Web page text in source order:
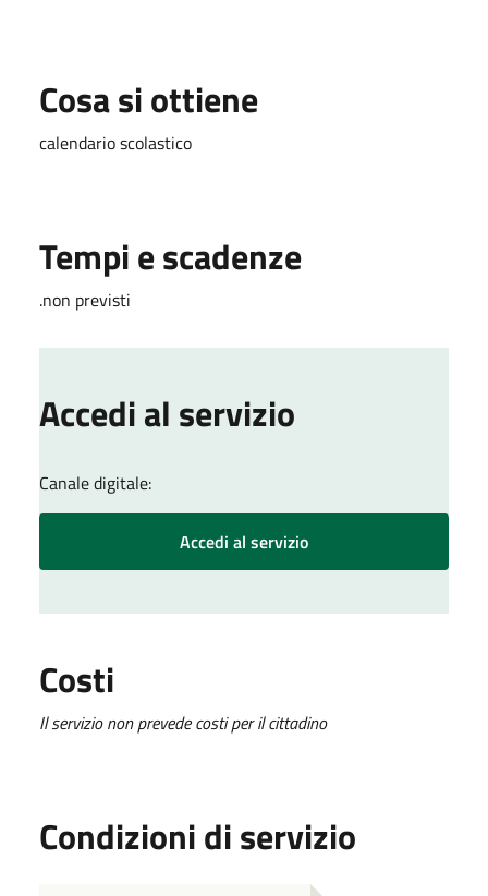
Cosa si ottiene
calendario scolastico
Tempi e scadenze
.non previsti
Accedi al servizio
Canale digitale:
Accedi al servizio
Costi
Il servizio non prevede costi per il cittadino
Condizioni di servizio